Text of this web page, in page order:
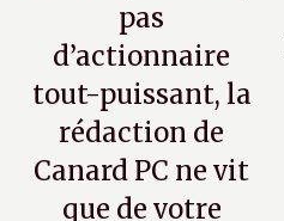
pas
d’actionnaire
tout-puissant, la
rédaction de
Canard PC ne vit
que de votre